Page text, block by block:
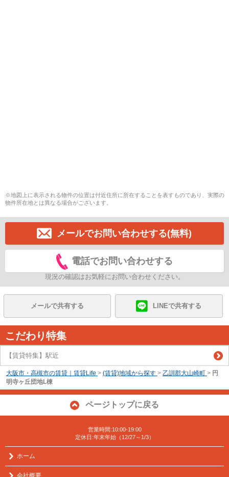
※地図上に表示される物件の位置は付近住所に所在することを表すものであり、実際の
物件所在地とは異なる場合がございます。
メールでお問い合わせする(無料)
電話でお問い合わせする
現況の確認はお気軽にお問い合わせください。
メールで共有する LINEで共有する
こだわり特集
【賃貸特集】駅近
大阪市・高槻市の賃貸｜賃貸Life > (賃貸)地域から探す > 乙訓郡大山崎町 > 円
明寺ヶ丘団地L棟
ページトップに戻る
営業時間:10:00-19:00
定休日:年末年始（12/27～1/3）
ホーム